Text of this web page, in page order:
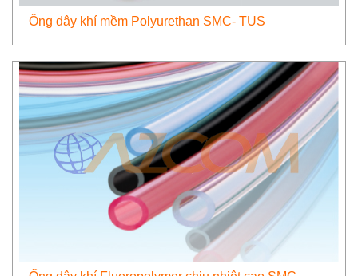
Ống dây khí mềm Polyurethan SMC- TUS